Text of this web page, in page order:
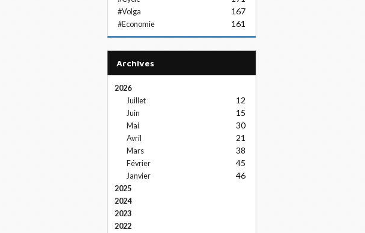
#Volga 167
#Economie 161
Archives
2026
Juillet
12
Juin 15
Mai 30
Avril 21
Mars 38
Février 45
Janvier 46
2025
2024
2023
2022